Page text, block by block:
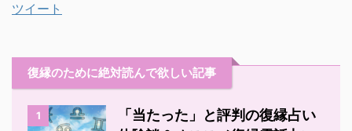
ツイート
復縁のために絶対読んで欲しい記事
1
「当たった」と評判の復縁占い